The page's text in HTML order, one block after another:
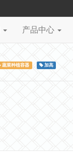
产品中心
蔬菜种植容器 加高